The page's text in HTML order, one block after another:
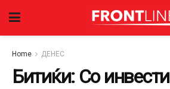
Home ДЕНЕС
Битиќи: Со